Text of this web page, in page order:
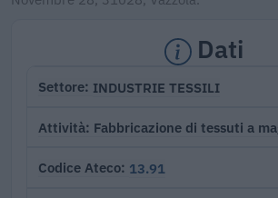
Dati
Settore INDUSTRIE TESSILI
Attività Fabbricazione di tessuti a
Codice Ateco 13.91